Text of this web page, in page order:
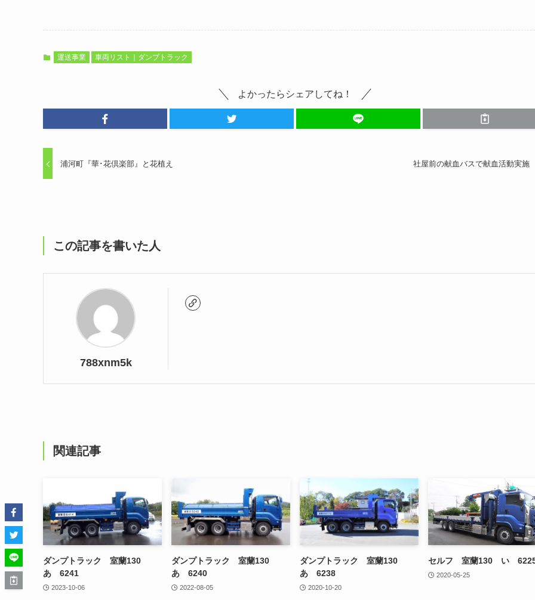
運送事業 車両リスト｜ダンプトラック
よかったらシェアしてね！
浦河町『華･花倶楽部』と花植え 社屋前の献血バスで献血活動実施
この記事を書いた人
788xnm5k
関連記事
ダンプトラック 室蘭130
あ 6241
2023-10-06
ダンプトラック 室蘭130
あ 6240
2022-08-05
ダンプトラック 室蘭130
あ 6238
2020-10-20
セルフ 室蘭130 い
2020-05-25